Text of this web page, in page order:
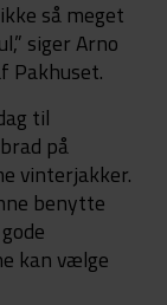
så meget
siger Arno
Pakhuset.
til
på
vinterjakker.
benytte
kan vælge